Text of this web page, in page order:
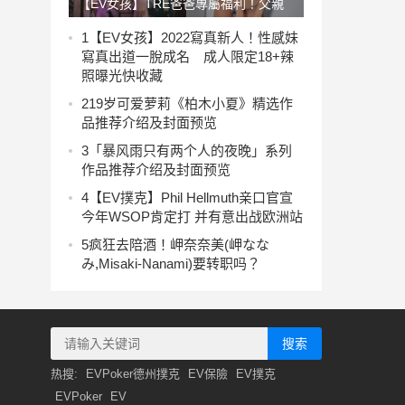
【EV女孩】TRE爸爸專屬福利！父親
節來找翹臀辣妹《李尾巴》免費拿合照
1 【EV女孩】2022寫真新人！性感妹
寫真出道一脫成名 成人限定18+辣
照曝光快收藏
219岁可爱萝莉《柏木小夏》精选作
品推荐介绍及封面预览
3 「暴风雨只有两个人的夜晚」系列
作品推荐介绍及封面预览
4 【EV撲克】Phil Hellmuth亲口官宣
今年WSOP肯定打 并有意出战欧洲站
5疯狂去陪酒！岬奈奈美(岬なな
み,Misaki-Nanami)要转职吗？
搜索
热搜: EVPoker德州撲克 EV保險
EV撲克
EVPoker
EV